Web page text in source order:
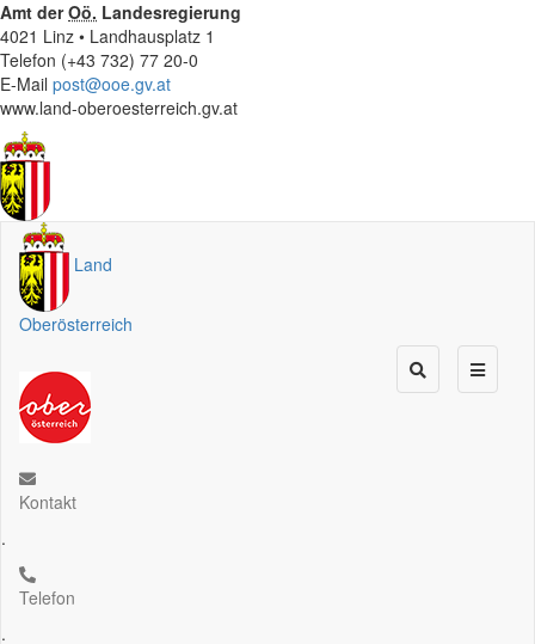
Amt derOö. Landesregierung
4021 Linz • Landhausplatz 1
Telefon (+43 732) 77 20-0
E-Mail post@ooe.gv.at
www.land-oberoesterreich.gv.at
Land
Oberösterreich
Kontakt
.
Telefon
.